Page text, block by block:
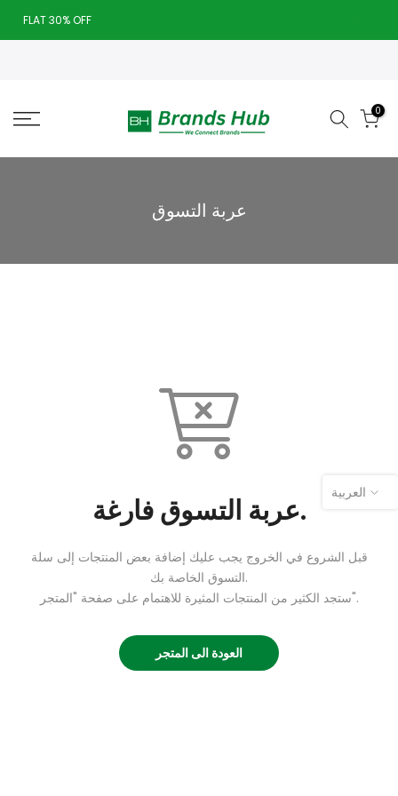
تخطى
الى
FLAT 30% OFF
Today deal sale off 70%. End in. Hurry Up!!
0
عربة التسوق
عربة التسوق فارغة.
قبل الشروع في الخروج يجب عليك إضافة بعض المنتجات إلى سلة
التسوق الخاصة بك.
ستجد الكثير من المنتجات المثيرة للاهتمام على صفحة "المتجر".
العودة الى المتجر
العربية